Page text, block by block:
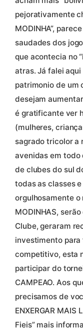
pejorativamente
MODINHA”,
saudades dos
que acontecia no
atras. Já falei
patrimonio de um
desejam
é gratificante ver
(mulheres,
sagrado tricolor a
avenidas em todo
de clubes do sul
todas as classes
orgulhosamente o
MODINHAS,
Clube, geraram
investimento para
competitivo, esta
participar do
CAMPEAO. Aos
precisamos de
ENXERGAR MAIS
Fieis” mais